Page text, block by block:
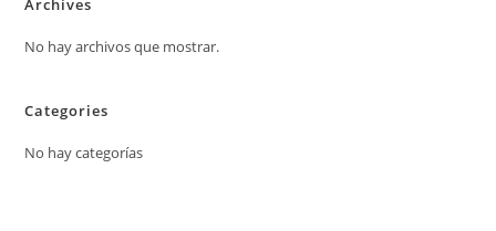
Archives
No hay archivos que mostrar.
Categories
No hay categorías